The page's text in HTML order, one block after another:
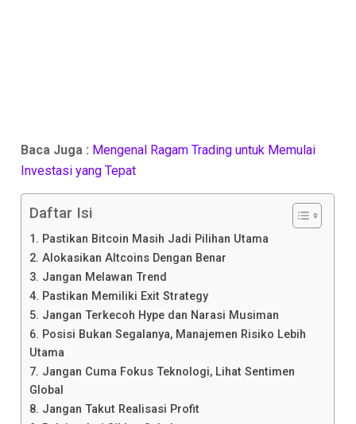
Baca Juga : Mengenal Ragam Trading untuk Memulai
Investasi yang Tepat
Daftar Isi
1. Pastikan Bitcoin Masih Jadi Pilihan Utama
2. Alokasikan Altcoins Dengan Benar
3. Jangan Melawan Trend
4. Pastikan Memiliki Exit Strategy
5. Jangan Terkecoh Hype dan Narasi Musiman
6. Posisi Bukan Segalanya, Manajemen Risiko Lebih
Utama
7. Jangan Cuma Fokus Teknologi, Lihat Sentimen
Global
8. Jangan Takut Realisasi Profit